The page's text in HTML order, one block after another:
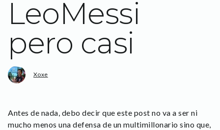
LeoMessi
pero casi
Xoxe
Antes de nada, debo decir que este post no va a ser ni
mucho menos una defensa de un multimillonario sino que,